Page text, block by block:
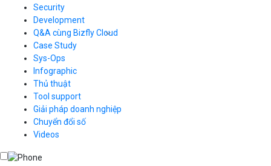
Load Balancer
Auto Scaling
Container Registry
Kubernetes
Cloud Database
Call Center
Business Email
Simple Storage
VPN
Traffic Manager
Cloud VPS
Videos
Security
Development
Q&A cùng Bizfly Cloud
Q&A về Bizfly Cloud Server
Thao tác kết nối tới server
Videos
Q&A về Bizfly Business Email
Videos
Case Study
Sys-Ops
Infographic
Thủ thuật
Tool support
Giải pháp doanh nghiệp
Chuyển đổi số
Videos